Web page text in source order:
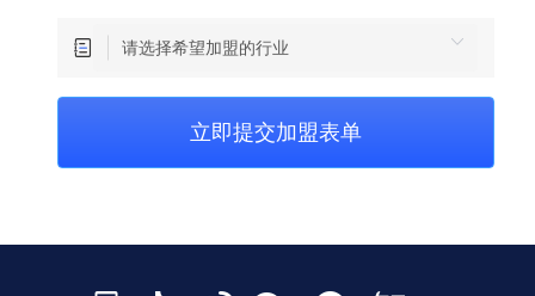
立即提交加盟表单